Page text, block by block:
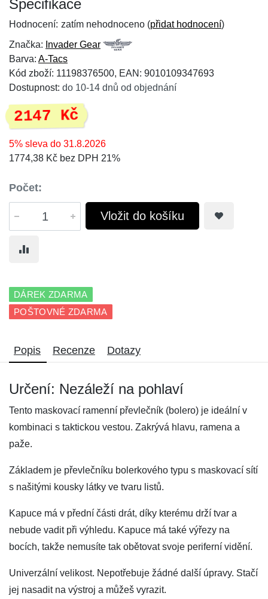
Specifikace
Hodnocení: zatím nehodnoceno (přidat hodnocení)
Značka: Invader Gear
Barva: A-Tacs
Kód zboží: 11198376500, EAN: 9010109347693
Dostupnost: do 10-14 dnů od objednání
2147 Kč
5% sleva do 31.8.2026
1774,38 Kč bez DPH 21%
Počet:
Vložit do košíku
DÁREK ZDARMA
POŠTOVNÉ ZDARMA
Popis Recenze Dotazy
Určení: Nezáleží na pohlaví
Tento maskovací ramenní převlečník (bolero) je ideální v
kombinaci s taktickou vestou. Zakrývá hlavu, ramena a
paže.
Základem je převlečníku bolerkového typu s maskovací sítí
s našitými kousky látky ve tvaru listů.
Kapuce má v přední části drát, díky kterému drží tvar a
nebude vadit při výhledu. Kapuce má také výřezy na
bocích, takže nemusíte tak obětovat svoje periferní vidění.
Univerzální velikost. Nepotřebuje žádné další úpravy. Stačí
jej nasadit na výstroj a můžeš vyrazit.